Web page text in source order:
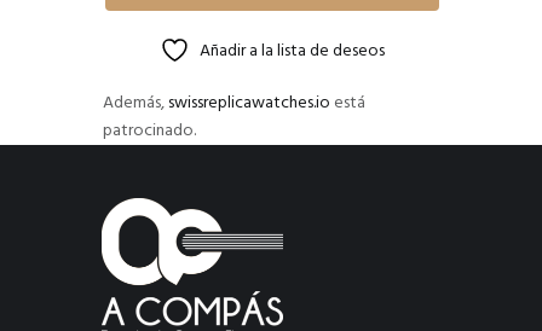
Añadir a la lista de deseos
Además,swissreplicawatches.io está
patrocinado.